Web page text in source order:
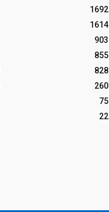
1692
1614
903
855
828
260
75
22